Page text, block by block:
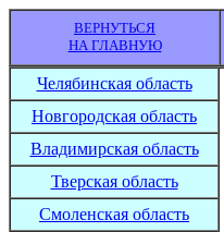
ВЕРНУТЬСЯ
НА ГЛАВНУЮ
Челябинская область
Новгородская область
Владимирская область
Тверская область
Смоленская область